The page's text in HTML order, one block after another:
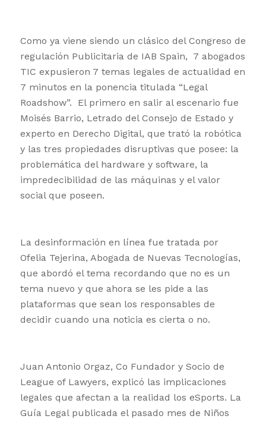
Como ya viene siendo un clásico del Congreso de
regulación Publicitaria de IAB Spain, 7 abogados
TIC expusieron 7 temas legales de actualidad en
7 minutos en la ponencia titulada “Legal
Roadshow”. El primero en salir al escenario fue
Moisés Barrio, Letrado del Consejo de Estado y
experto en Derecho Digital, que trató la robótica
y las tres propiedades disruptivas que posee: la
problemática del hardware y software, la
impredecibilidad de las máquinas y el valor
social que poseen.
La desinformación en línea fue tratada por
Ofelia Tejerina, Abogada de Nuevas Tecnologías,
que abordó el tema recordando que no es un
tema nuevo y que ahora se les pide a las
plataformas que sean los responsables de
decidir cuando una noticia es cierta o no.
Juan Antonio Orgaz, Co Fundador y Socio de
League of Lawyers, explicó las implicaciones
legales que afectan a la realidad los eSports. La
Guía Legal publicada el pasado mes de Niños